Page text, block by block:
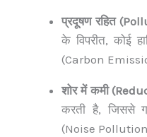
प्रदूषण रहित
के विपरीत, कोई
(Carbon
शोर में कमी
करती है, जिससे
(Noise